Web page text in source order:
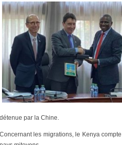
détenue par la Chine.
Concernant les migrations, le Kenya